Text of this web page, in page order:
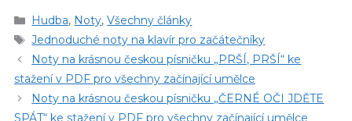
Rubriky
Hudba, Noty,Všechny články
Štítky
Jednoduché noty na klavír pro začátečníky
Noty na krásnou českou písničku „PRŠÍ, PRŠÍ“ ke
stažení v PDF pro všechny začínající umělce
Noty na krásnou českou písničku „ČERNÉ OČI JDĚTE
SPÁT“ ke stažení v PDF pro všechny začínající umělce